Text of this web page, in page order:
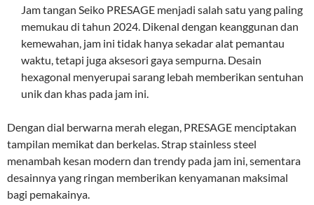
Jam tangan Seiko PRESAGE menjadi salah satu yang paling
memukau di tahun 2024. Dikenal dengan keanggunan dan
kemewahan, jam ini tidak hanya sekadar alat pemantau
waktu, tetapi juga aksesori gaya sempurna. Desain
hexagonal menyerupai sarang lebah memberikan sentuhan
unik dan khas pada jam ini.
Dengan dial berwarna merah elegan, PRESAGE menciptakan
tampilan memikat dan berkelas. Strap stainless steel
menambah kesan modern dan trendy pada jam ini, sementara
desainnya yang ringan memberikan kenyamanan maksimal
bagi pemakainya.